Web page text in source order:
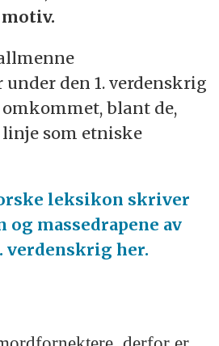
den 1. verdenskrig
blant de,
som etniske
leksikon skriver
massedrapene av
verdenskrig her.